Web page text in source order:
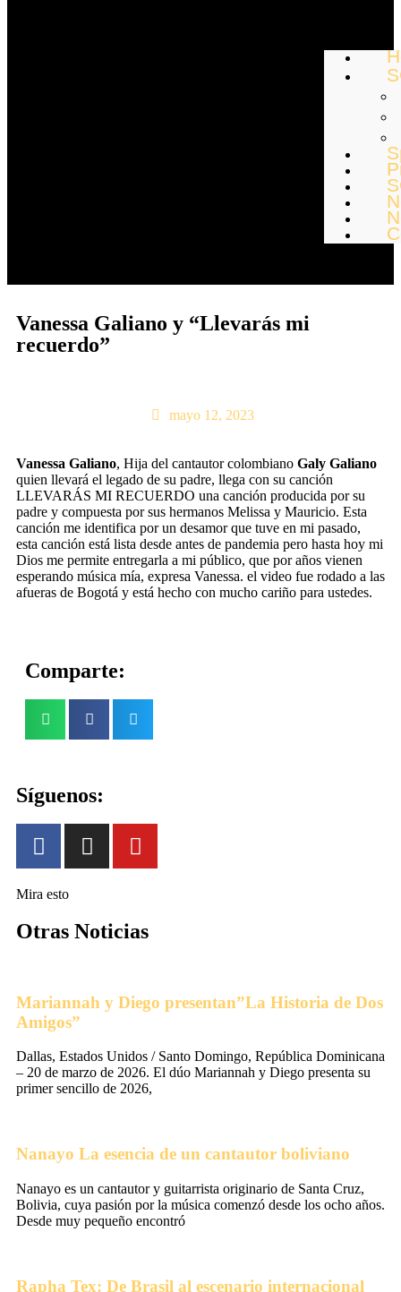
Vanessa Galiano y “Llevarás mi
recuerdo”
mayo 12, 2023
Vanessa Galiano, Hija del cantautor colombiano Galy Galiano
quien llevará el legado de su padre, llega con su canción
LLEVARÁS MI RECUERDO una canción producida por su
padre y compuesta por sus hermanos Melissa y Mauricio. Esta
canción me identifica por un desamor que tuve en mi pasado,
esta canción está lista desde antes de pandemia pero hasta hoy mi
Dios me permite entregarla a mi público, que por años vienen
esperando música mía, expresa Vanessa. el video fue rodado a las
afueras de Bogotá y está hecho con mucho cariño para ustedes.
Comparte:
Síguenos:
Mira esto
Otras Noticias
Mariannah y Diego presentan”La Historia de Dos
Amigos”
Dallas, Estados Unidos / Santo Domingo, República Dominicana
– 20 de marzo de 2026. El dúo Mariannah y Diego presenta su
primer sencillo de 2026,
Nanayo La esencia de un cantautor boliviano
Nanayo es un cantautor y guitarrista originario de Santa Cruz,
Bolivia, cuya pasión por la música comenzó desde los ocho años.
Desde muy pequeño encontró
Rapha Tex: De Brasil al escenario internacional